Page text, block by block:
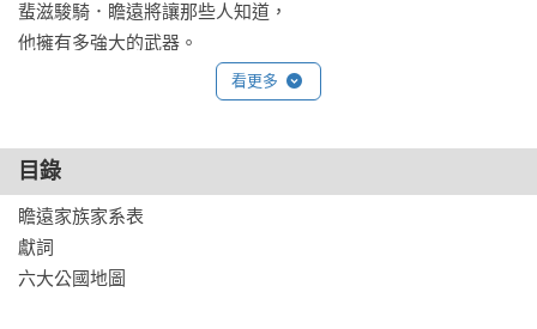
蜚滋駿騎．瞻遠將讓那些人知道，
他擁有多強大的武器。
看更多
目錄
瞻遠家族家系表
獻詞
六大公國地圖